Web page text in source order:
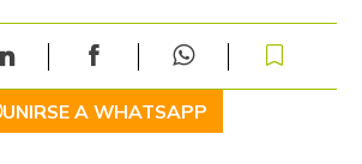
UNIRSE A WHATSAPP